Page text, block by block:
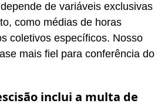
de variáveis exclusivas
como médias de horas
coletivos específicos. Nosso
mais fiel para conferência do
inclui a multa de